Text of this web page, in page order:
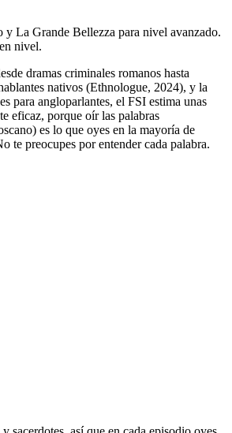
La Grande Bellezza para nivel avanzado.
nivel.
dramas criminales romanos hasta
nativos (Ethnologue, 2024), y la
para angloparlantes, el FSI estima unas
eficaz, porque oír las palabras
es lo que oyes en la mayoría de
te preocupes por entender cada palabra.